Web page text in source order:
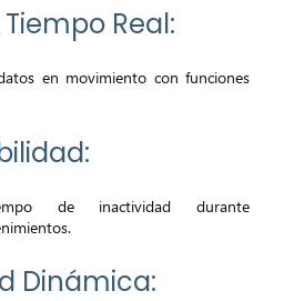
Real:
en movimiento con funciones
de inactividad durante
Dinámica: